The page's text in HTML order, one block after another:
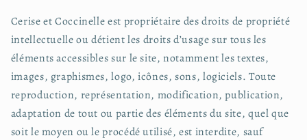
Cerise et Coccinelle est propriétaire des droits de propriété
intellectuelle ou détient les droits d’usage sur tous les
éléments accessibles sur le site, notamment les textes,
images, graphismes, logo, icônes, sons, logiciels. Toute
reproduction, représentation, modification, publication,
adaptation de tout ou partie des éléments du site, quel que
soit le moyen ou le procédé utilisé, est interdite, sauf